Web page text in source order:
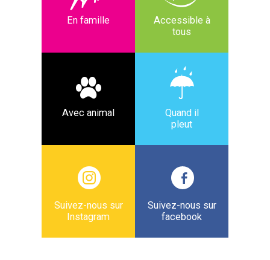
En famille
Accessible à
tous
Avec animal
Quand il
pleut
Suivez-nous sur
Instagram
Suivez-nous sur
facebook